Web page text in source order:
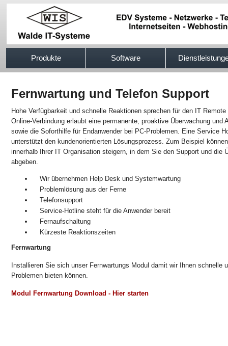
Produkte Software
Fernwartung und Telefon Support
Hohe Verfügbarkeit und schnelle Reaktionen sprechen für den IT
Online-Verbindung erlaubt eine permanente, proaktive Überwachung und
sowie die Soforthilfe für Endanwender bei PC-Problemen. Eine Service
unterstützt den kundenorientierten Lösungsprozess. Zum Beispiel
innerhalb Ihrer IT Organisation steigern, in dem Sie den Support und die
abgeben.
Wir übernehmen Help Desk und Systemwartung
Problemlösung aus der Ferne
Telefonsupport
Service-Hotline steht für die Anwender bereit
Fernaufschaltung
Kürzeste Reaktionszeiten
Fernwartung
Installieren Sie sich unser Fernwartungs Modul damit wir Ihnen schnelle
Problemen bieten können.
Modul Fernwartung Download - Hier starten